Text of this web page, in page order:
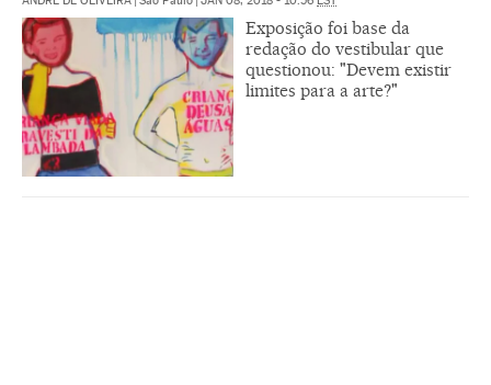
Exposição foi base da
redação do vestibular que
questionou: "Devem existir
limites para a arte?"